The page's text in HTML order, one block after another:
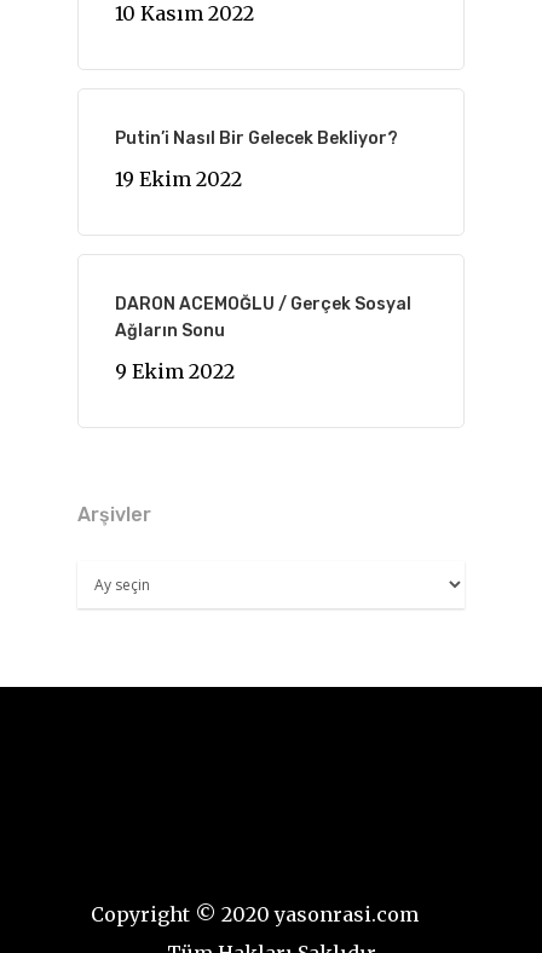
10 Kasım 2022
Putin’i Nasıl Bir Gelecek Bekliyor?
19 Ekim 2022
DARON ACEMOĞLU / Gerçek Sosyal
Ağların Sonu
9 Ekim 2022
Arşivler
Arşivler
Copyright © 2020 yasonrasi.com